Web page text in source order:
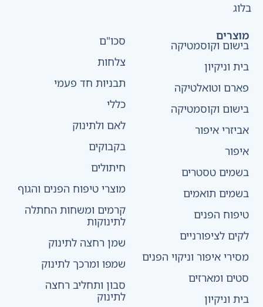
בלוג
מוצרים
בישום וקוסמטיקה
בית וניקיון
פארם וטואלטיקה
בישום וקוסמטיקה
אביזרי איפור
איפור
בשמים טסטרים
בשמים תואמים
טיפוח הפנים
לקים לציפורניים
מסירי איפור וניקוי הפנים
סטים ומארזים
בית וניקיון
סכו"ם
צלחות
תבניות חד פעמי
כללי
לאם ולתינוק
בקבוקים
חיתולים
מוצרי טיפוח הפנים והגוף
קרמים ומשחות החתלה
לתינוקות
שמן רחצה לתינוק
שמפו ומרכך לתינוק
סבון ותחליב רחצה
לתינוק